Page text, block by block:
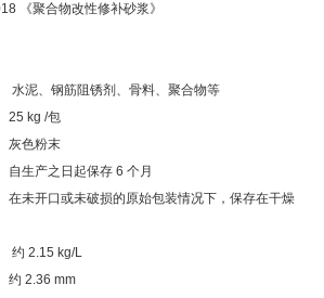
《聚合物改性修补砂浆》
筋阻锈剂、骨料、聚合物等
/包
末
日起保存 6 个月
未破损的原始包装情况下，保存在干燥
2.15 kg/L
mm